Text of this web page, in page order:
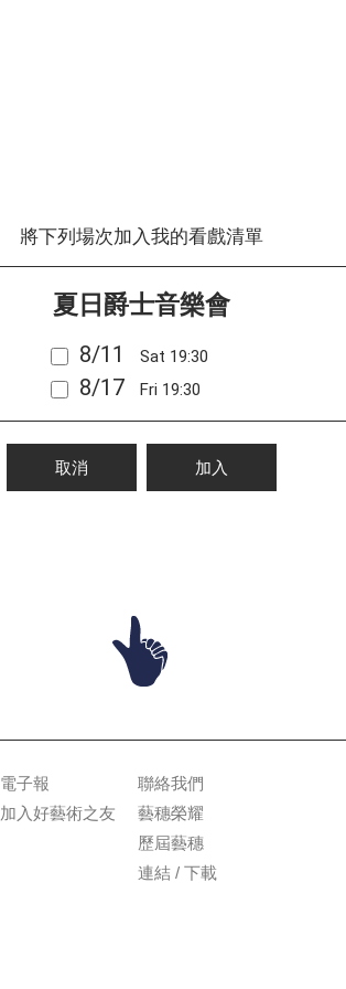
將下列場次加入我的看戲清單
夏日爵士音樂會
8/11 Sat 19:30
8/17 Fri 19:30
取消 加入
電子報
加入好藝術之友
聯絡我們
藝穗榮耀
歷屆藝穗
連結 / 下載